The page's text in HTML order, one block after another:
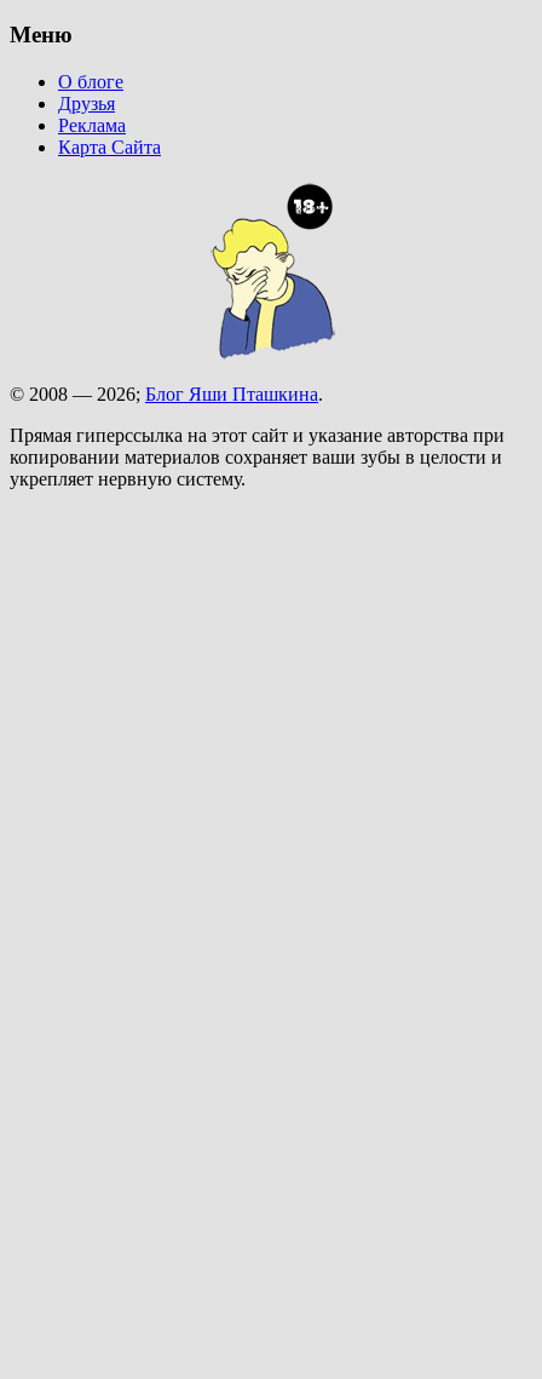
Меню
О блоге
Друзья
Реклама
Карта Сайта
© 2008 — 2026; Блог Яши Пташкина.
Прямая гиперссылка на этот сайт и указание авторства при
копировании материалов сохраняет ваши зубы в целости и
укрепляет нервную систему.